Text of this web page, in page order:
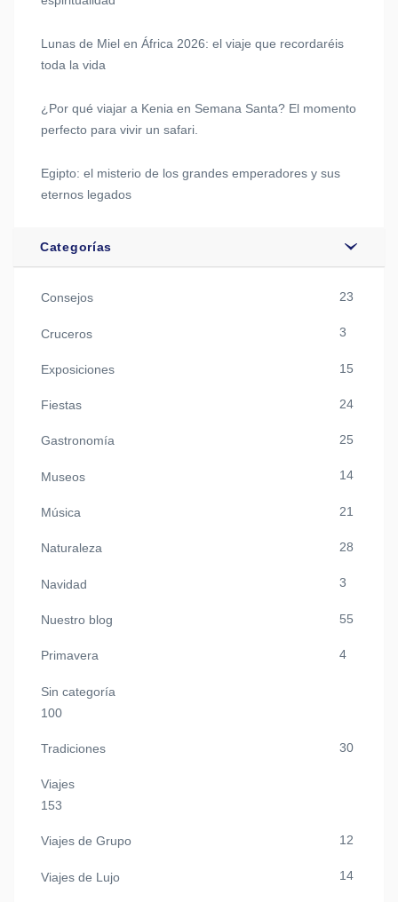
Lunas de Miel en África 2026: el viaje que recordaréis
toda la vida
¿Por qué viajar a Kenia en Semana Santa? El momento
perfecto para vivir un safari.
Egipto: el misterio de los grandes emperadores y sus
eternos legados
Categorías
Consejos 23
Cruceros 3
Exposiciones 15
Fiestas 24
Gastronomía 25
Museos 14
Música 21
Naturaleza 28
Navidad 3
Nuestro blog 55
Primavera 4
Sin categoría
100
Tradiciones 30
Viajes
153
Viajes de Grupo 12
Viajes de Lujo 14